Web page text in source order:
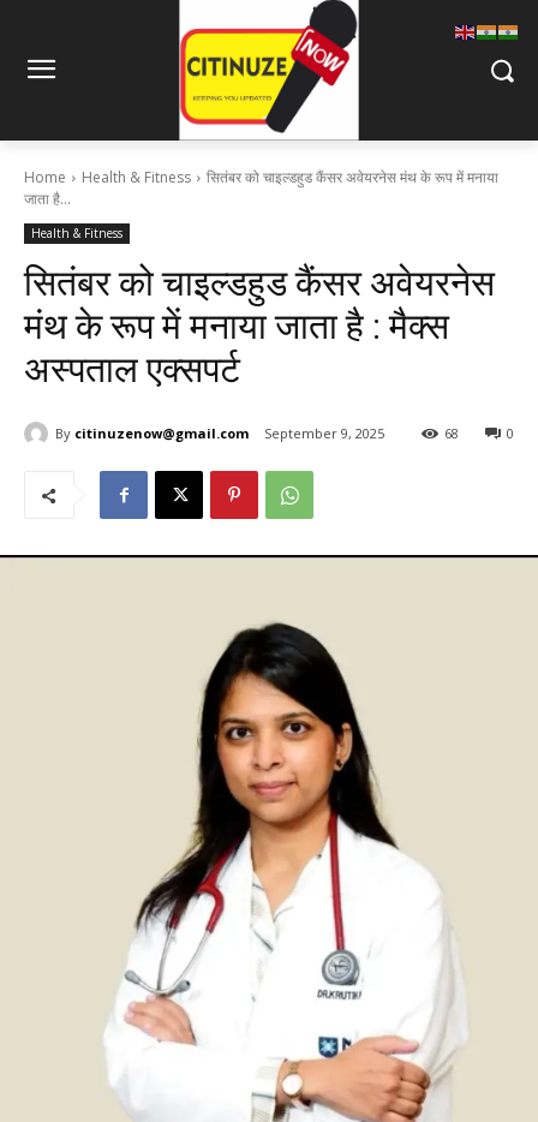
Home Health & Fitness
सितंबर को चाइल्डहुड कैंसर अवेयरनेस मंथ के रूप में मनाया
जाता है...
Health & Fitness
सितंबर को चाइल्डहुड कैंसर अवेयरनेस
मंथ के रूप में मनाया जाता है : मैक्स
अस्पताल एक्सपर्ट
By citinuzenow@gmail.com September 9, 2025 0
68